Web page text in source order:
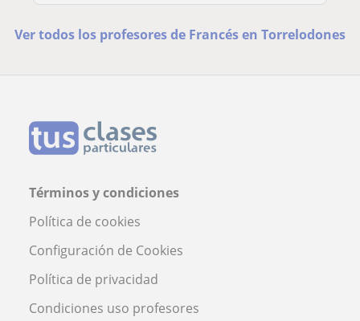
Ver todos los profesores de Francés en Torrelodones
Términos y condiciones
Política de cookies
Configuración de Cookies
Política de privacidad
Condiciones uso profesores